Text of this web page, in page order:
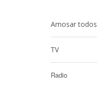
Amosar todos
TV
Radio